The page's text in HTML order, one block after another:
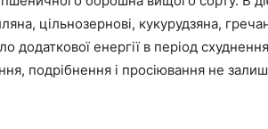
цільнозернові, кукурудзяна,
додаткової енергії в період
подрібнення і просіювання не